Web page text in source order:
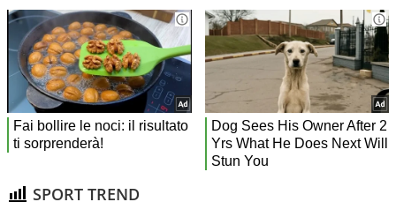
SPORT TREND